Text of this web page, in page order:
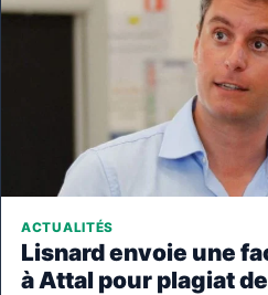
ACTUALITÉS
Lisnard envoie une
à Attal pour plagiat